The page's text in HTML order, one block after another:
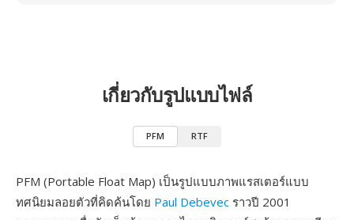
เกี่ยวกับรูปแบบไฟล์
PFM RTF
PFM (Portable Float Map) เป็นรูปแบบภาพแรสเตอร์แบบ
ทศนิยมลอยตัวที่คิดค้นโดย Paul Debevec ราวปี 2001